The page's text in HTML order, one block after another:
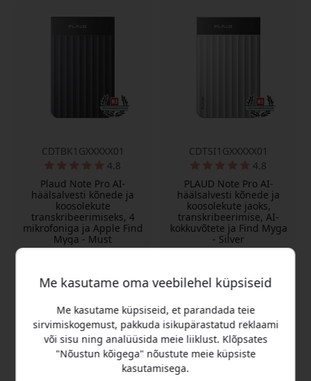
CDTBK1GXXXXX01
4.8
Plaud Note Pro AI-
häälsalvesti kõnede ja
koosolekute
transkribeerimiseks, 4
mikrofoniga ja Apple Find
Myga - Must
Neli mikrofoni suure
Kuni 50 tundi aku
kestvust
Laos
CDTSI1GXXXXX01
4.8
PLAUD Note Pro AI-
häälsalvesti kõnede ja
koosolekute jaoks,
transkribeerimise, AI-
kokkuvõtete ja Find Myga
- Silver
Neli kaugmikrofoni
kestvust
Laos
Me kasutame oma veebilehel küpsiseid
Me kasutame küpsiseid, et parandada teie
sirvimiskogemust, pakkuda isikupärastatud reklaami
või sisu ning analüüsida meie liiklust. Klõpsates
"Nõustun kõigega" nõustute meie küpsiste
kasutamisega.